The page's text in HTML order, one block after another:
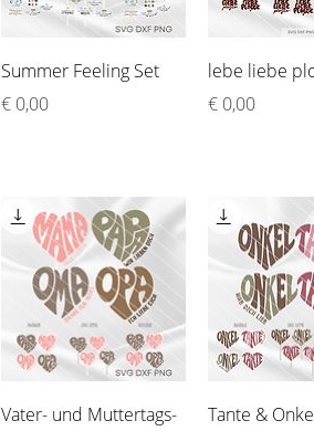
Schnellansicht
Summer Feeling Set
Preis
€ 0,00
lebe liebe
Preis
€ 0,00
Schnellansicht
Vater- und Muttertags-
Tante &